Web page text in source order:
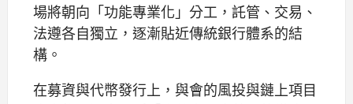
場將朝向「功能專業化」分工，託管、交易、
法遵各自獨立，逐漸貼近傳統銀行體系的結
構。
在募資與代幣發行上，與會的風投與鏈上項目